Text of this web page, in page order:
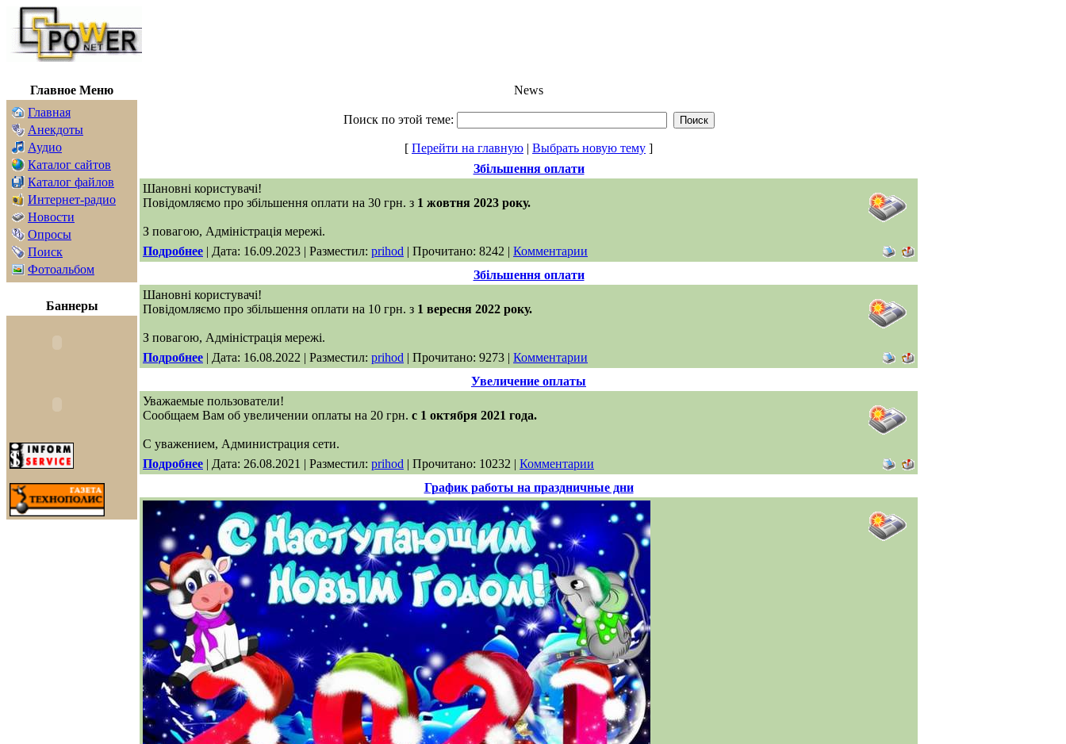
Главное Меню
Главная
Анекдоты
Аудио
Каталог сайтов
Каталог файлов
Интернет-радио
Новости
Опросы
Поиск
Фотоальбом
Баннеры
News
Поиск по этой теме:
[ Перейти на главную | Выбрать новую тему ]
Збільшення оплати
Шановні користувачі!
Повідомляємо про збільшення оплати на 30 грн. з 1 жовтня 2023 року.
З повагою, Адміністрація мережі.
Подробнее | Дата: 16.09.2023 | Разместил: prihod | Прочитано: 8242 | Комментарии
Збільшення оплати
Шановні користувачі!
Повідомляємо про збільшення оплати на 10 грн. з 1 вересня 2022 року.
З повагою, Адміністрація мережі.
Подробнее | Дата: 16.08.2022 | Разместил: prihod | Прочитано: 9273 | Комментарии
Увеличение оплаты
Уважаемые пользователи!
Сообщаем Вам об увеличении оплаты на 20 грн. с 1 октября 2021 года.
С уважением, Администрация сети.
Подробнее | Дата: 26.08.2021 | Разместил: prihod | Прочитано: 10232 | Комментарии
График работы на праздничные дни